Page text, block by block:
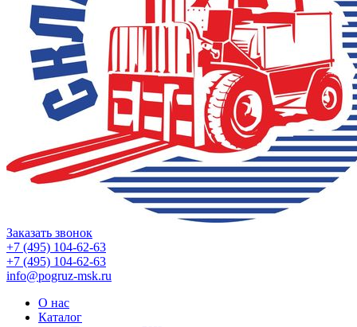
Заказать звонок
+7 (495) 104-62-63
+7 (495) 104-62-63
info@pogruz-msk.ru
О нас
Каталог